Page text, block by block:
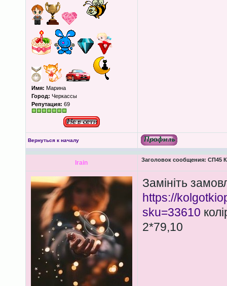
Имя: Марина
Город: Черкассы
Репутация: 69
Вернуться к началу
lrain Заголовок сообщения: СП45
Замініть
https://
sku=33610
2*79,10